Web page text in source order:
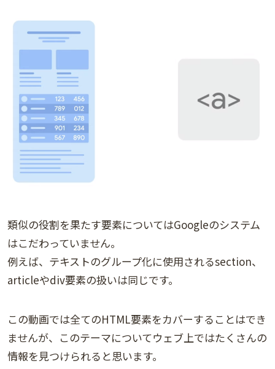
類似の役割を果たす要素についてはGoogleのシステム
はこだわっていません。
例えば、テキストのグループ化に使用されるsection、
articleやdiv要素の扱いは同じです。
この動画では全てのHTML要素をカバーすることはでき
ませんが、このテーマについてウェブ上ではたくさんの
情報を見つけられると思います。